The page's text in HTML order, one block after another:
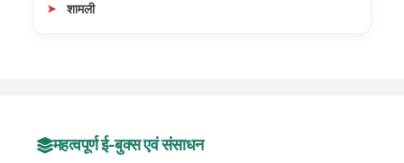
शामली
महत्वपूर्ण ई-बुक्स एवं संसाधन